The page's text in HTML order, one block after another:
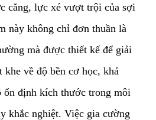
căng, lực xé vượt trội của sợi
này không chỉ đơn thuần là
mà được thiết kế để giải
khe về độ bền cơ học, khả
ổn định kích thước trong môi
khắc nghiệt. Việc gia cường